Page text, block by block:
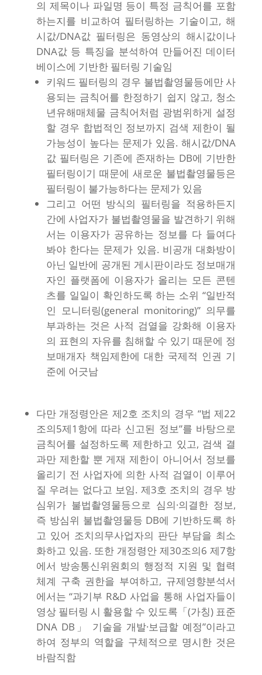
의 제목이나 파일명 등이 특정 금칙어를 포함
하는지를 비교하여 필터링하는 기술이고, 해
시값/DNA값 필터링은 동영상의 해시값이나
DNA값 등 특징을 분석하여 만들어진 데이터
베이스에 기반한 필터링 기술임
키워드 필터링의 경우 불법촬영물등에만 사
용되는 금칙어를 한정하기 쉽지 않고, 청소
년유해매체물 금칙어처럼 광범위하게 설정
할 경우 합법적인 정보까지 검색 제한이 될
가능성이 높다는 문제가 있음. 해시값/DNA
값 필터링은 기존에 존재하는 DB에 기반한
필터링이기 때문에 새로운 불법촬영물등은
필터링이 불가능하다는 문제가 있음
그리고 어떤 방식의 필터링을 적용하든지
간에 사업자가 불법촬영물을 발견하기 위해
서는 이용자가 공유하는 정보를 다 들여다
봐야 한다는 문제가 있음. 비공개 대화방이
아닌 일반에 공개된 게시판이라도 정보매개
자인 플랫폼에 이용자가 올리는 모든 콘텐
츠를 일일이 확인하도록 하는 소위 “일반적
인 모니터링(general monitoring)” 의무를
부과하는 것은 사적 검열을 강화해 이용자
의 표현의 자유를 침해할 수 있기 때문에 정
보매개자 책임제한에 대한 국제적 인권 기
준에 어긋남
다만 개정령안은 제2호 조치의 경우 “법 제22
조의5제1항에 따라 신고된 정보”를 바탕으로
금칙어를 설정하도록 제한하고 있고, 검색 결
과만 제한할 뿐 게재 제한이 아니어서 정보를
올리기 전 사업자에 의한 사적 검열이 이루어
질 우려는 없다고 보임. 제3호 조치의 경우 방
심위가 불법촬영물등으로 심의·의결한 정보,
즉 방심위 불법촬영물등 DB에 기반하도록 하
고 있어 조치의무사업자의 판단 부담을 최소
화하고 있음. 또한 개정령안 제30조의6 제7항
에서 방송통신위원회의 행정적 지원 및 협력
체계 구축 권한을 부여하고, 규제영향분석서
에서는 “과기부 R&D 사업을 통해 사업자들이
영상 필터링 시 활용할 수 있도록「(가칭) 표준
DNA DB」 기술을 개발·보급할 예정”이라고
하여 정부의 역할을 구체적으로 명시한 것은
바람직함